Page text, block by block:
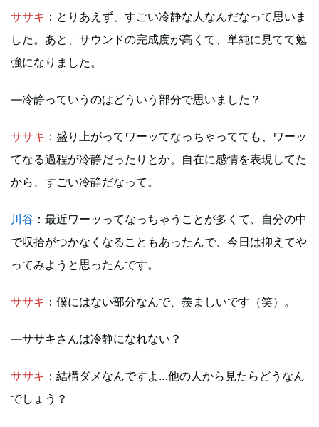
ササキ ：とりあえず、すごい冷静な人なんだなって思いま
した。あと、サウンドの完成度が高くて、単純に見てて勉
強になりました。
―冷静っていうのはどういう部分で思いました？
ササキ ：盛り上がってワーッてなっちゃってても、ワーッ
てなる過程が冷静だったりとか。自在に感情を表現してた
から、すごい冷静だなって。
川谷 ：最近ワーッってなっちゃうことが多くて、自分の中
で収拾がつかなくなることもあったんで、今日は抑えてや
ってみようと思ったんです。
ササキ ：僕にはない部分なんで、羨ましいです（笑）。
―ササキさんは冷静になれない？
ササキ ：結構ダメなんですよ…他の人から見たらどうなん
でしょう？